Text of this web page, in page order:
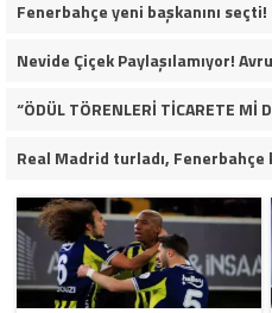
Nevide Çiçek Paylaşılamıyor!
Real Madrid turladı, Fenerbahçe